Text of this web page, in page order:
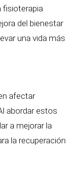
fisioterapia
del bienestar
una vida más
afectar
abordar estos
a mejorar la
la recuperación